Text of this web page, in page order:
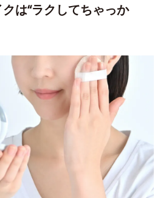
は“ラクしてちゃっか